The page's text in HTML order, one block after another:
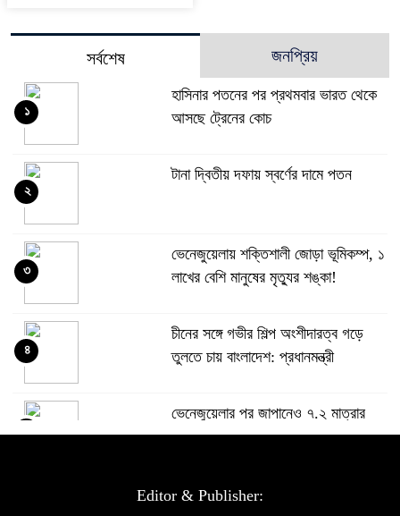
সর্বশেষ জনপ্রিয়
হাসিনার পতনের পর প্রথমবার ভারত থেকে
আসছে ট্রেনের কোচ
১
টানা দ্বিতীয় দফায় স্বর্ণের দামে পতন
২
ভেনেজুয়েলায় শক্তিশালী জোড়া ভূমিকম্প, ১
লাখের বেশি মানুষের মৃত্যুর শঙ্কা!
৩
চীনের সঙ্গে গভীর শিল্প অংশীদারত্ব গড়ে
তুলতে চায় বাংলাদেশ: প্রধানমন্ত্রী
৪
ভেনেজুয়েলার পর জাপানেও ৭.২ মাত্রার
শক্তিশালী ভূমিকম্প
টানা ৩ ম্যাচে গোল ভিনির, ইতিহাস বলছে
Editor & Publisher: